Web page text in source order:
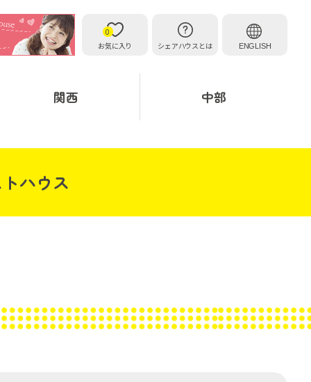
お気に入り
0
シェアハウスとは
ENGLISH
関西 中部
ハウス